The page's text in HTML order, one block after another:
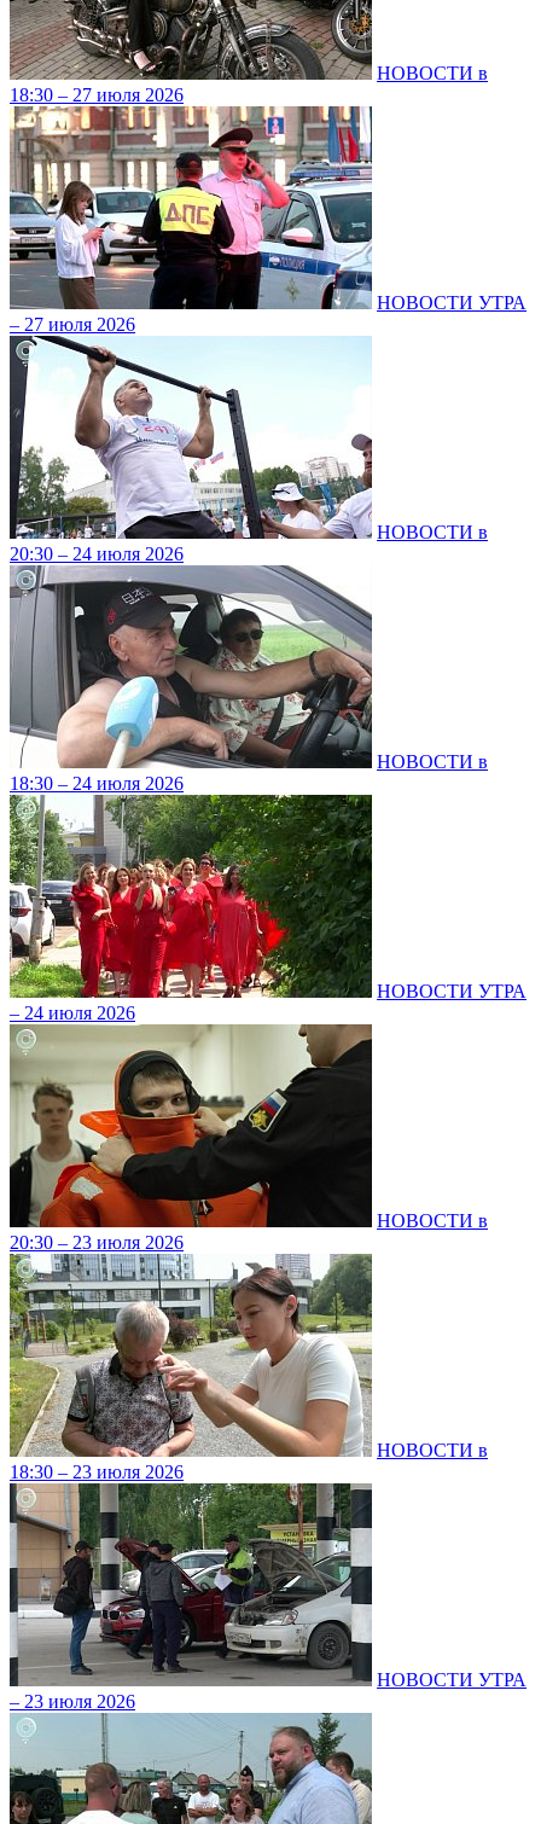
НОВОСТИ в
18:30 – 27 июля 2026
НОВОСТИ УТРА
– 27 июля 2026
НОВОСТИ в
20:30 – 24 июля 2026
НОВОСТИ в
18:30 – 24 июля 2026
НОВОСТИ УТРА
– 24 июля 2026
НОВОСТИ в
20:30 – 23 июля 2026
НОВОСТИ в
18:30 – 23 июля 2026
НОВОСТИ УТРА
– 23 июля 2026